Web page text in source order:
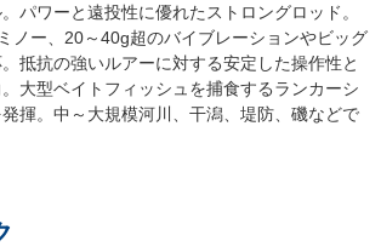
パワーと遠投性に優れたストロングロッド。
ノー、20～40g超のバイブレーションやビッグ
抵抗の強いルアーに対する安定した操作性と
大型ベイトフィッシュを捕食するランカーシ
揮。中～大規模河川、干潟、堤防、磯などで